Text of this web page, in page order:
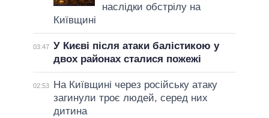
наслідки обстрілу на
Київщині
03:47 У Києві після атаки балістикою у
двох районах сталися пожежі
02:53
На Київщині через російську атаку
загинули троє людей, серед них
дитина